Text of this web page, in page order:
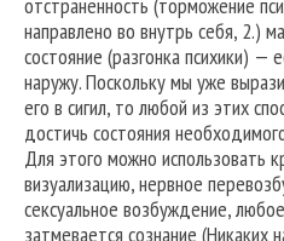
направлено во внутрь себя, 2.)
состояние (разгонка психики) —
наружу. Поскольку мы уже
его в сигил, то любой из этих
достичь состояния
Для этого можно использовать
визуализацию, нервное
сексуальное возбуждение,
затмевается сознание (Никаких